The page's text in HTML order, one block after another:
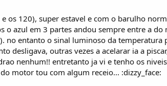
os 120), super estavel e com o barulho
azul em 3 partes andou sempre entre a do
no entanto o sinal luminoso da temperatura
desligava, outras vezes a acelarar ia a
nenhum!! entretanto ja vi e tenho os
motor tou com algum receio... :dizzy_face: